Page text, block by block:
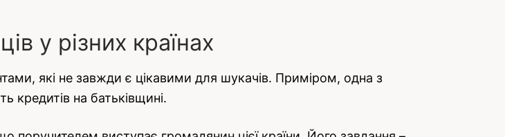
у різних країнах
які не завжди є цікавими для шукачів. Приміром, одна з
кредитів на батьківщині.